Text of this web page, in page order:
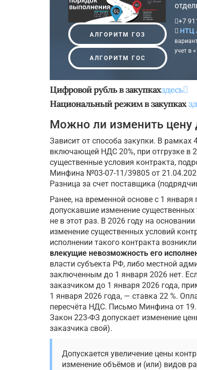
АЛГОРИТМ ГОЗ
АЛГОРИТМ ГОС
+7
НТЦ
учет в
Цифровой рубль в закупкахздесь
Национальный режим в закупках
Можно ли изменить цену
Зависит от способа закупки. В рамках
включающей НДС 20%, при отгрузке в
существенные условия контракта,
Минфина №03-07-11/39805 от
Разница за счет поставщика
Ранее, на временной основе с 1
допускавшие изменение
не в этот раз. В 2026 году на
изменение существенных условий
исполнении такого контракта
влекущие невозможность его
власти субъекта РФ, либо местной
заключенным до 1 января 2026 нет.
заказчиком до 1 января 2026 года,
1 января 2026 года, — ставка 22 %.
пересчёта НДС. Письмо Минфина от
Закон 223-ФЗ допускает изменение
заказчика свой).
Допускается увеличение цены
изменение объёмов и (или) видов